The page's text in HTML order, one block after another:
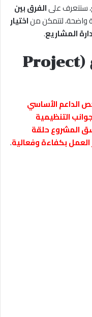
، ستتعرف علىالفرق بين
واضحة، لتتمكن مناختيار
المشاريع.
منسق المشروع (Project
الداعم الأساسي
التنظيمية
المشروع حلقة
بكفاءة وفعالية.